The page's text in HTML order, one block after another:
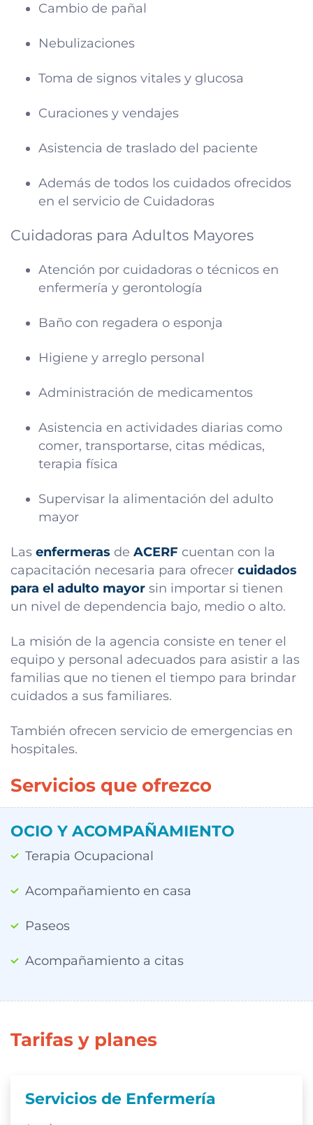
Cambio de pañal
Nebulizaciones
Toma de signos vitales y glucosa
Curaciones y vendajes
Asistencia de traslado del paciente
Además de todos los cuidados ofrecidos
en el servicio de Cuidadoras
Cuidadoras para Adultos Mayores
Atención por cuidadoras o técnicos en
enfermería y gerontología
Baño con regadera o esponja
Higiene y arreglo personal
Administración de medicamentos
Asistencia en actividades diarias como
comer, transportarse, citas médicas,
terapia física
Supervisar la alimentación del adulto
mayor
Las enfermeras de ACERF cuentan con la
capacitación necesaria para ofrecer cuidados
para el adulto mayor sin importar si tienen
un nivel de dependencia bajo, medio o alto.
La misión de la agencia consiste en tener el
equipo y personal adecuados para asistir a las
familias que no tienen el tiempo para brindar
cuidados a sus familiares.
También ofrecen servicio de emergencias en
hospitales.
Servicios que ofrezco
OCIO Y ACOMPAÑAMIENTO
Terapia Ocupacional
Acompañamiento en casa
Paseos
Acompañamiento a citas
Tarifas y planes
Servicios de Enfermería